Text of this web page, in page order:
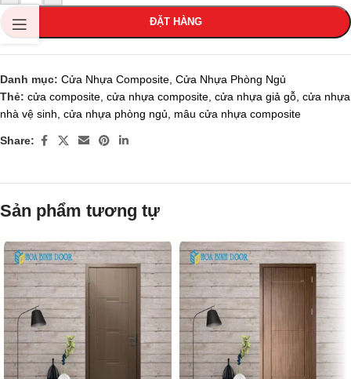
ĐẶT HÀNG
Danh mục: Cửa Nhựa Composite Cửa Nhựa Phòng Ngủ
Thẻ: cửa composite cửa nhựa composite cửa nhựa giả gỗ cửa nhựa
nhà vệ sinh cửa nhựa phòng ngủ mâu cửa nhựa composite
Share:
Sản phẩm tương tự